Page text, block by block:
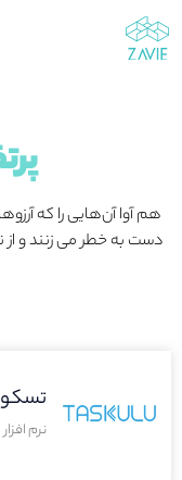
هم آوا آن‌هایی را که
دست به خطر می زنند و از
نرم